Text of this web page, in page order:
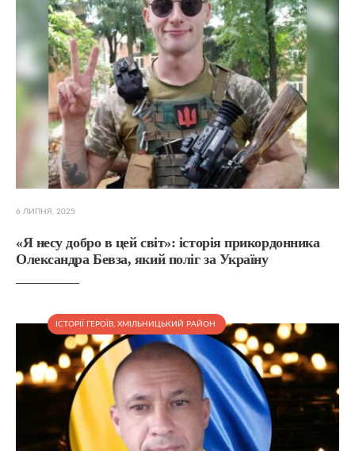
6 ЛИПНЯ, 2025
«Я несу добро в цей світ»: історія прикордонника
Олександра Бевза, який поліг за Україну
ІСТОРІЇ ГЕРОЇВ ХМІЛЬНИЦЬКИЙ РАЙОН